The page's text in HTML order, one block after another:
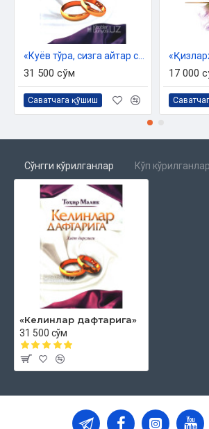
31 500 сўм
Саватчага қўшиш
17 000
Сўнгги кўрилганлар Кўп кўрилганлар
«Келинлар дафтарига»
31 500 сўм